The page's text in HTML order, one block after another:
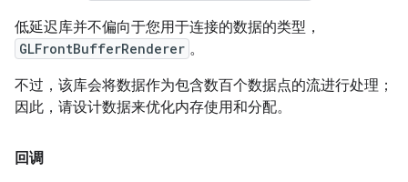
低延迟库并不偏向于您用于连接的数据的类型，
GLFrontBufferRenderer 。
不过，该库会将数据作为包含数百个数据点的流进行处理；
因此，请设计数据来优化内存使用和分配。
回调